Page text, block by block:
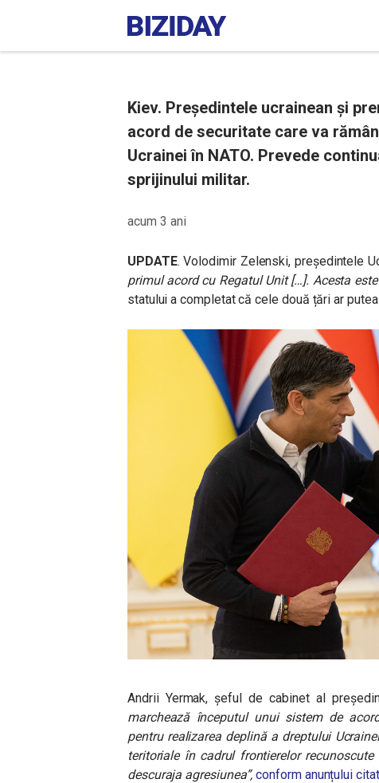
Kiev. Președintele ucrainean și
acord de securitate care va
Ucrainei în NATO. Prevede
sprijinului militar.
acum 3 ani
UPDATE. Volodimir Zelenski, președintele
primul acord cu Regatul Unit […]. Acesta
statului a completat că cele două țări ar
Andrii Yermak, șeful de cabinet al
marchează începutul unui sistem de
pentru realizarea deplină a dreptului
teritoriale în cadrul frontierelor
descuraja agresiunea”,conform anunțului